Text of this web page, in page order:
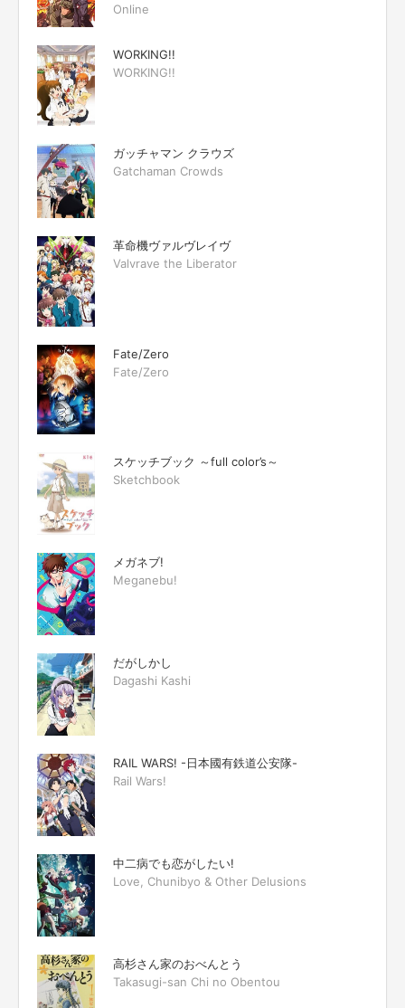
Online
WORKING!!
WORKING!!
ガッチャマン クラウズ
Gatchaman Crowds
革命機ヴァルヴレイヴ
Valvrave the Liberator
Fate/Zero
Fate/Zero
スケッチブック ～full color’s～
Sketchbook
メガネブ!
Meganebu!
だがしかし
Dagashi Kashi
RAIL WARS! -日本國有鉄道公安隊-
Rail Wars!
中二病でも恋がしたい!
Love, Chunibyo & Other Delusions
高杉さん家のおべんとう
Takasugi-san Chi no Obentou